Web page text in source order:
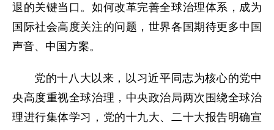
退的关键当口。如何改革完善全球治理体系，成为
国际社会高度关注的问题，世界各国期待更多中国
声音、中国方案。
党的十八大以来，以习近平同志为核心的党中
央高度重视全球治理，中央政治局两次围绕全球治
理进行集体学习，党的十九大、二十大报告明确宣